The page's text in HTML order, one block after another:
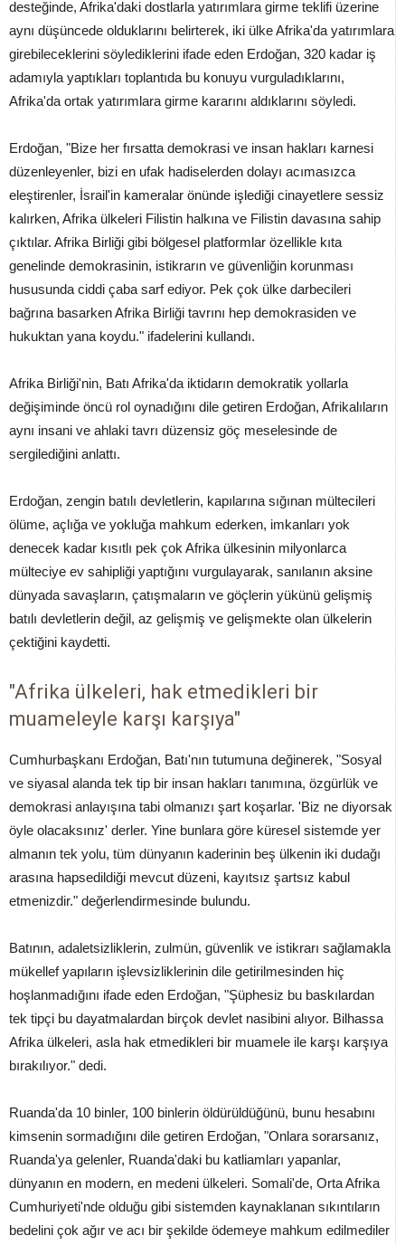
desteğinde, Afrika'daki dostlarla yatırımlara girme teklifi üzerine
aynı düşüncede olduklarını belirterek, iki ülke Afrika'da yatırımlara
girebileceklerini söylediklerini ifade eden Erdoğan, 320 kadar iş
adamıyla yaptıkları toplantıda bu konuyu vurguladıklarını,
Afrika'da ortak yatırımlara girme kararını aldıklarını söyledi.
Erdoğan, "Bize her fırsatta demokrasi ve insan hakları karnesi
düzenleyenler, bizi en ufak hadiselerden dolayı acımasızca
eleştirenler, İsrail'in kameralar önünde işlediği cinayetlere sessiz
kalırken, Afrika ülkeleri Filistin halkına ve Filistin davasına sahip
çıktılar. Afrika Birliği gibi bölgesel platformlar özellikle kıta
genelinde demokrasinin, istikrarın ve güvenliğin korunması
hususunda ciddi çaba sarf ediyor. Pek çok ülke darbecileri
bağrına basarken Afrika Birliği tavrını hep demokrasiden ve
hukuktan yana koydu." ifadelerini kullandı.
Afrika Birliği'nin, Batı Afrika'da iktidarın demokratik yollarla
değişiminde öncü rol oynadığını dile getiren Erdoğan, Afrikalıların
aynı insani ve ahlaki tavrı düzensiz göç meselesinde de
sergilediğini anlattı.
Erdoğan, zengin batılı devletlerin, kapılarına sığınan mültecileri
ölüme, açlığa ve yokluğa mahkum ederken, imkanları yok
denecek kadar kısıtlı pek çok Afrika ülkesinin milyonlarca
mülteciye ev sahipliği yaptığını vurgulayarak, sanılanın aksine
dünyada savaşların, çatışmaların ve göçlerin yükünü gelişmiş
batılı devletlerin değil, az gelişmiş ve gelişmekte olan ülkelerin
çektiğini kaydetti.
"Afrika ülkeleri, hak etmedikleri bir
muameleyle karşı karşıya"
Cumhurbaşkanı Erdoğan, Batı'nın tutumuna değinerek, "Sosyal
ve siyasal alanda tek tip bir insan hakları tanımına, özgürlük ve
demokrasi anlayışına tabi olmanızı şart koşarlar. 'Biz ne diyorsak
öyle olacaksınız' derler. Yine bunlara göre küresel sistemde yer
almanın tek yolu, tüm dünyanın kaderinin beş ülkenin iki dudağı
arasına hapsedildiği mevcut düzeni, kayıtsız şartsız kabul
etmenizdir." değerlendirmesinde bulundu.
Batının, adaletsizliklerin, zulmün, güvenlik ve istikrarı sağlamakla
mükellef yapıların işlevsizliklerinin dile getirilmesinden hiç
hoşlanmadığını ifade eden Erdoğan, "Şüphesiz bu baskılardan
tek tipçi bu dayatmalardan birçok devlet nasibini alıyor. Bilhassa
Afrika ülkeleri, asla hak etmedikleri bir muamele ile karşı karşıya
bırakılıyor." dedi.
Ruanda'da 10 binler, 100 binlerin öldürüldüğünü, bunu hesabını
kimsenin sormadığını dile getiren Erdoğan, "Onlara sorarsanız,
Ruanda'ya gelenler, Ruanda'daki bu katliamları yapanlar,
dünyanın en modern, en medeni ülkeleri. Somali'de, Orta Afrika
Cumhuriyeti'nde olduğu gibi sistemden kaynaklanan sıkıntıların
bedelini çok ağır ve acı bir şekilde ödemeye mahkum edilmediler